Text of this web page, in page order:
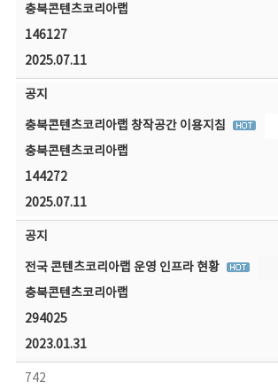
충북콘텐츠코리아랩
146127
2025.07.11
공지
충북콘텐츠코리아랩 창작공간 이용지침
충북콘텐츠코리아랩
144272
2025.07.11
공지
전국 콘텐츠코리아랩 운영 인프라 현황
충북콘텐츠코리아랩
294025
2023.01.31
742